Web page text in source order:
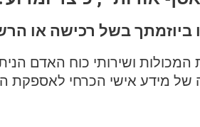
ביוזמתך בשל רכישה או
ושירותי כוח האדם
מידע אישי הכרחי לאספקת